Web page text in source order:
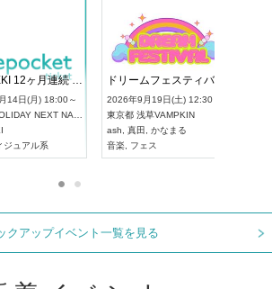
UDO STREET DANCE WORLD CHAMPIONSHIP JAPAN 2026
(日) 12:30～
アホール
RENGEKI 12ヶ月連続 ONE MAN TOUR「生生流転」‐9月編‐
2026年9月14日(月) 18:00～
愛知県 HOLIDAY NEXT NAGOYA
RENGEKI
ヴィジュアル系
クアップイベント一覧を見る